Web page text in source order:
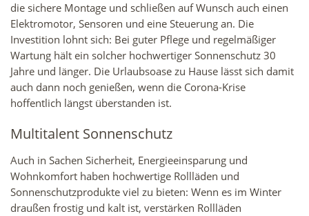
die sichere Montage und schließen auf Wunsch auch einen
Elektromotor, Sensoren und eine Steuerung an. Die
Investition lohnt sich: Bei guter Pflege und regelmäßiger
Wartung hält ein solcher hochwertiger Sonnenschutz 30
Jahre und länger. Die Urlaubsoase zu Hause lässt sich damit
auch dann noch genießen, wenn die Corona-Krise
hoffentlich längst überstanden ist.
Multitalent Sonnenschutz
Auch in Sachen Sicherheit, Energieeinsparung und
Wohnkomfort haben hochwertige Rollläden und
Sonnenschutzprodukte viel zu bieten: Wenn es im Winter
draußen frostig und kalt ist, verstärken Rollläden